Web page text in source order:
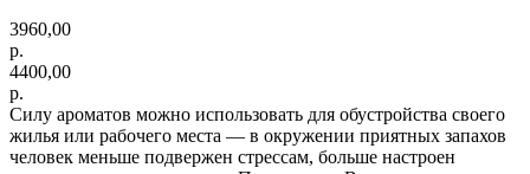
3960,00
р.
4400,00
р.
Силу ароматов можно использовать для обустройства своего
жилья или рабочего места — в окружении приятных запахов
человек меньше подвержен стрессам, больше настроен